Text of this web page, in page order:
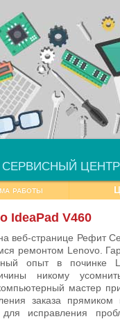
ЦЕНТР
работы
IdeaPad V460
веб-странице Рефит
ремонтом Lenovo.
опыт в починке
никому
мастер
заказа
исправления